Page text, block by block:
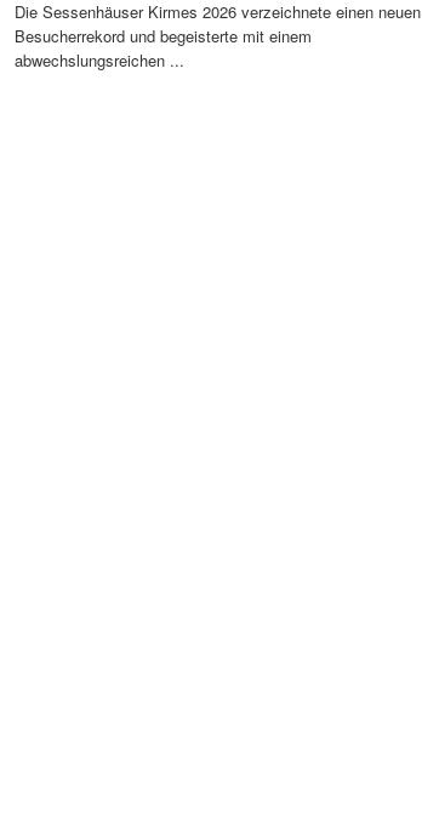
Die Sessenhäuser Kirmes 2026 verzeichnete einen neuen
Besucherrekord und begeisterte mit einem
abwechslungsreichen ...